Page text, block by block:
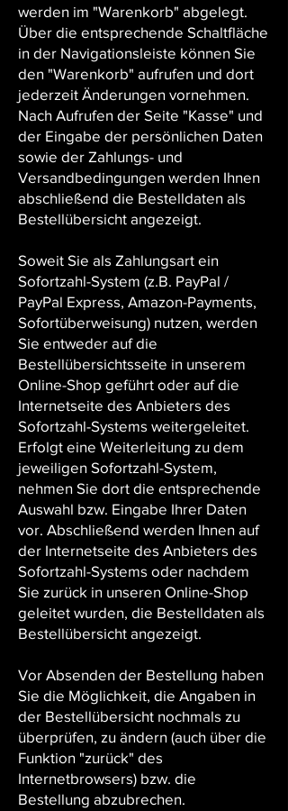
werden im "Warenkorb" abgelegt.
Über die entsprechende Schaltfläche
in der Navigationsleiste können Sie
den "Warenkorb" aufrufen und dort
jederzeit Änderungen vornehmen.
Nach Aufrufen der Seite "Kasse" und
der Eingabe der persönlichen Daten
sowie der Zahlungs- und
Versandbedingungen werden Ihnen
abschließend die Bestelldaten als
Bestellübersicht angezeigt.
Soweit Sie als Zahlungsart ein
Sofortzahl-System (z.B. PayPal /
PayPal Express, Amazon-Payments,
Sofortüberweisung) nutzen, werden
Sie entweder auf die
Bestellübersichtsseite in unserem
Online-Shop geführt oder auf die
Internetseite des Anbieters des
Sofortzahl-Systems weitergeleitet.
Erfolgt eine Weiterleitung zu dem
jeweiligen Sofortzahl-System,
nehmen Sie dort die entsprechende
Auswahl bzw. Eingabe Ihrer Daten
vor. Abschließend werden Ihnen auf
der Internetseite des Anbieters des
Sofortzahl-Systems oder nachdem
Sie zurück in unseren Online-Shop
geleitet wurden, die Bestelldaten als
Bestellübersicht angezeigt.
Vor Absenden der Bestellung haben
Sie die Möglichkeit, die Angaben in
der Bestellübersicht nochmals zu
überprüfen, zu ändern (auch über die
Funktion "zurück" des
Internetbrowsers) bzw. die
Bestellung abzubrechen.